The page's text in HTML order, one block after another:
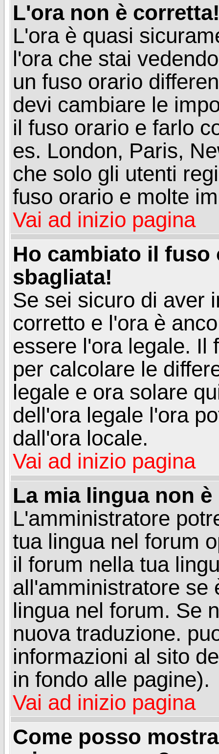
L'ora non è
L'ora è quasi
l'ora che stai
un fuso orario
devi cambiare le
il fuso orario e farlo
es. London, Paris,
che solo gli utenti
fuso orario e molte
Vai ad inizio pagina
Ho cambiato il fuso
sbagliata!
Se sei sicuro di aver
corretto e l'ora è
essere l'ora legale. Il
per calcolare le
legale e ora solare
dell'ora legale l'ora
dall'ora locale.
Vai ad inizio pagina
La mia lingua non
L'amministratore
tua lingua nel forum
il forum nella tua
all'amministratore se
lingua nel forum. Se
nuova traduzione.
informazioni al sito
in fondo alle pagine).
Vai ad inizio pagina
Come posso